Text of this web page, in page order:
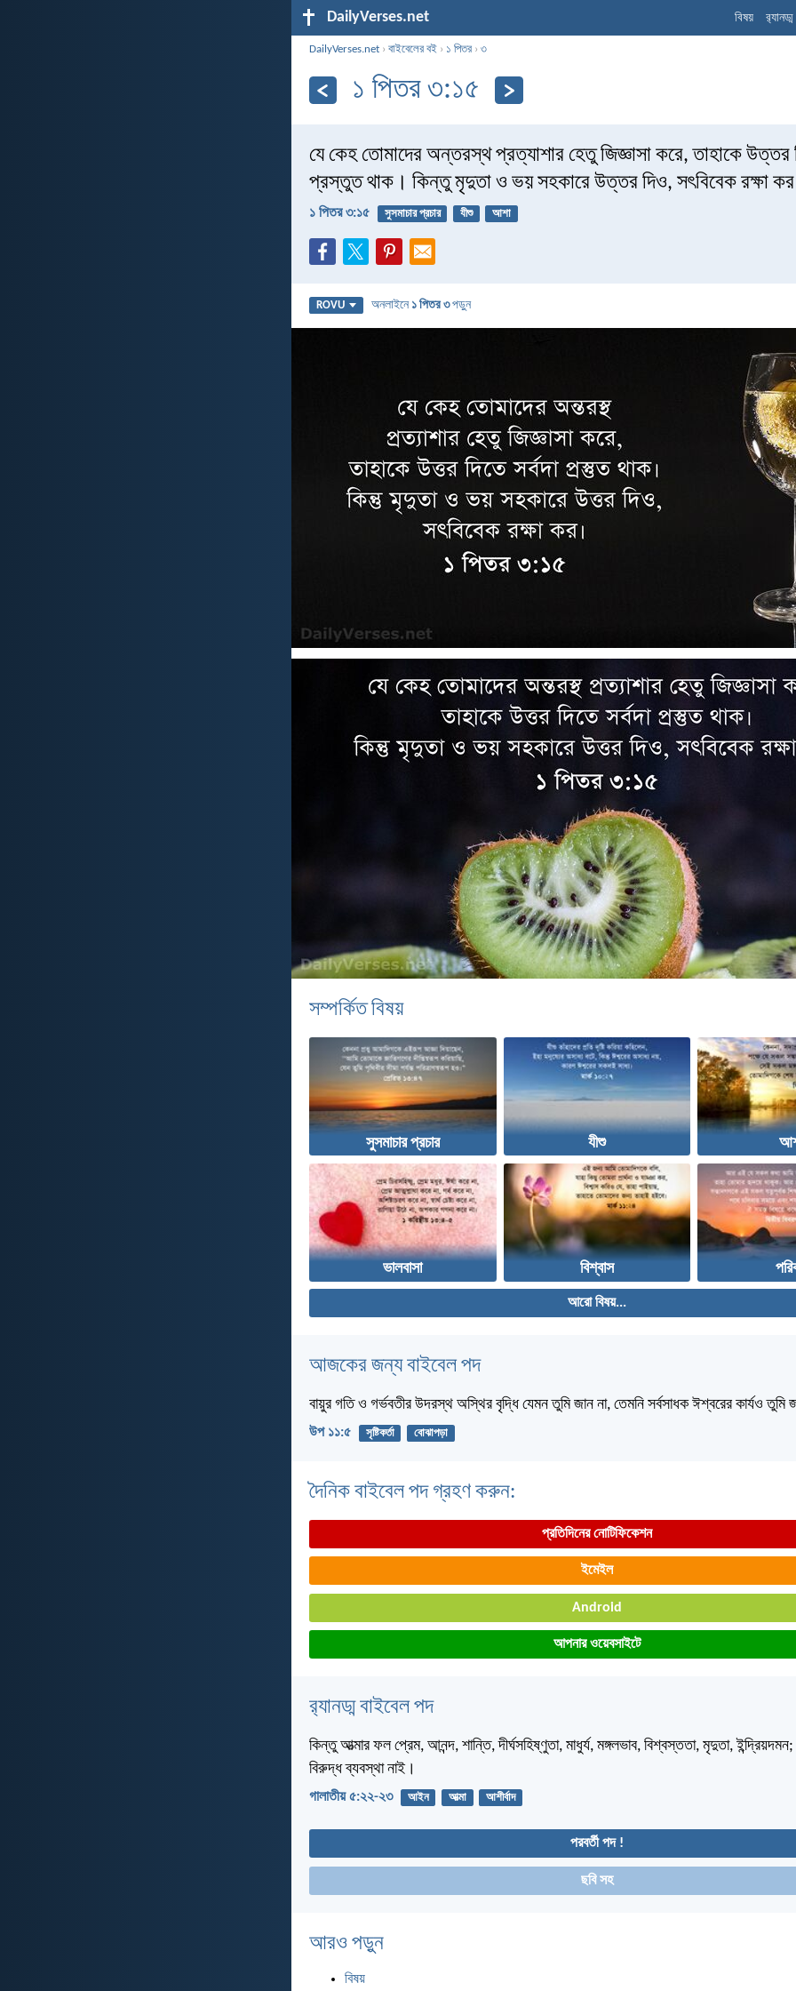
DailyVerses.net বিষয়
DailyVerses.net ›বাইবেলের বই › ১ পিতর ›৩
১ পিতর ৩:১৫
যে কেহ তোমাদের অন্তরস্থ প্রত্যাশার হেতু জিজ্ঞাসা করে, তাহাকে উত্তর
প্রস্তুত থাক। কিন্তু মৃদুতা ও ভয় সহকারে উত্তর দিও, সৎবিবেক রক্ষা
১ পিতর ৩:১৫ সুসমাচার প্রচার যীশু আশা
ROVU অনলাইনে ১ পিতর ৩পড়ুন
সম্পর্কিত বিষয়
সুসমাচার প্রচার যীশু
ভালবাসা বিশ্বাস
আরো বিষয়...
আজকের জন্য বাইবেল পদ
বায়ুর গতি ও গর্ভবতীর উদরস্থ অস্থির বৃদ্ধি যেমন তুমি জান না, তেমনি সর্বসাধক ঈশ্বরের কার্যও তুমি
উপ ১১:৫ সৃষ্টিকর্তা বোঝাপড়া
দৈনিক বাইবেল পদ গ্রহণ করুন:
প্রতিদিনের নোটিফিকেশন
ইমেইল
Android
আপনার ওয়েবসাইটে
র‌্যানড্ম বাইবেল পদ
কিন্তু আত্মার ফল প্রেম, আনন্দ, শান্তি, দীর্ঘসহিষ্ণুতা, মাধুর্য, মঙ্গলভাব, বিশ্বস্ততা, মৃদুতা,
বিরুদ্ধ ব্যবস্থা নাই।
গালাতীয় ৫:২২-২৩ আইন আত্মা আশীর্বাদ
পরবর্তী পদ !
ছবি সহ
আরও পড়ুন
বিষয়